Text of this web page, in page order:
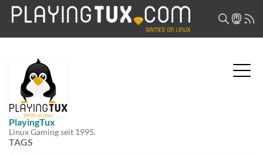
PlayingTux
Linux Gaming seit 1995.
TAGS